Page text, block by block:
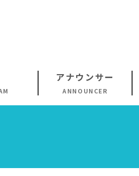
アナウンサー
ANNOUNCER